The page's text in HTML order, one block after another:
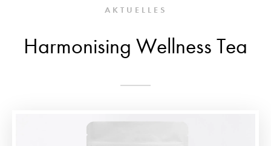
AKTUELLES
Harmonising Wellness Tea